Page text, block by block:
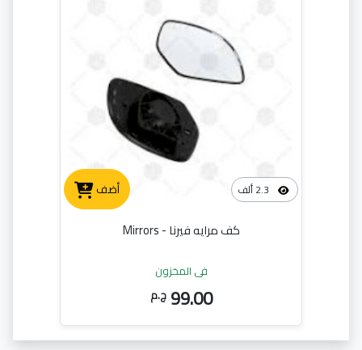
أضف
كف مرايه فيرنا - Mirrors
في المخزون
99.00 ج.م